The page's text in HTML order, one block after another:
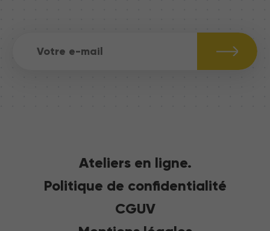
Ateliers en ligne.
Politique de confidentialité
CGUV